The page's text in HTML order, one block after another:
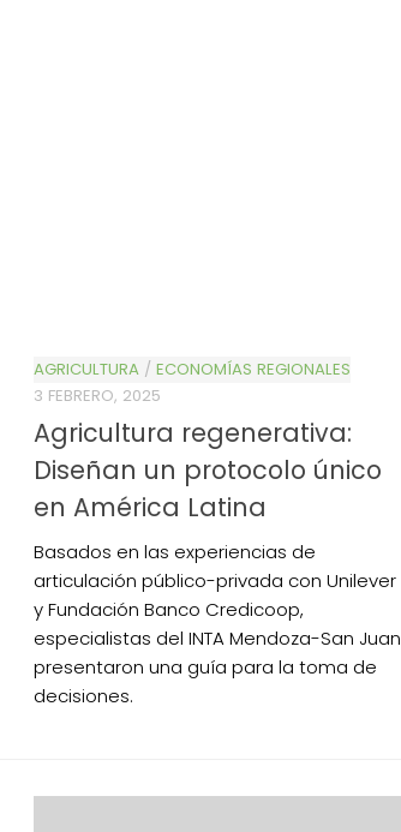
AGRICULTURA / ECONOMÍAS REGIONALES
3 FEBRERO, 2025
Agricultura regenerativa:
Diseñan un protocolo único
en América Latina
Basados en las experiencias de
articulación público-privada con Unilever
y Fundación Banco Credicoop,
especialistas del INTA Mendoza-San Juan
presentaron una guía para la toma de
decisiones.